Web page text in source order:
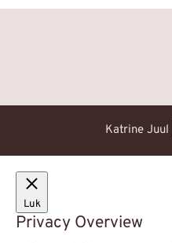
Katrine Juul |
Luk
Privacy Overview